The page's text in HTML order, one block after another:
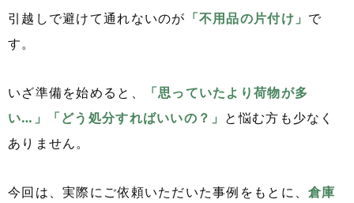
引越しで避けて通れないのが 「不用品の片付け」 で
す。
いざ準備を始めると、
「思っていたより荷物が多
い…」「どう処分すればいいの？」 と悩む方も少なく
ありません。
今回は、実際にご依頼いただいた事例をもとに、倉庫